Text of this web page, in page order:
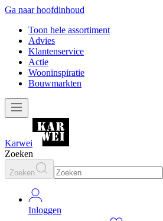
Ga naar hoofdinhoud
Toon hele assortiment
Advies
Klantenservice
Actie
Wooninspiratie
Bouwmarkten
Karwei
Zoeken
Zoeken
Inloggen